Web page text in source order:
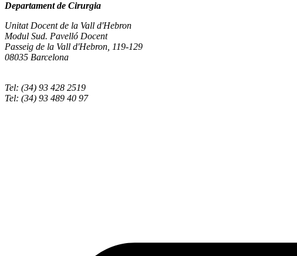
Departament de Cirurgia
Unitat Docent de la Vall d'Hebron
Modul Sud. Pavelló Docent
Passeig de la Vall d'Hebron, 119-129
08035 Barcelona
Tel: (34) 93 428 2519
Tel: (34) 93 489 40 97